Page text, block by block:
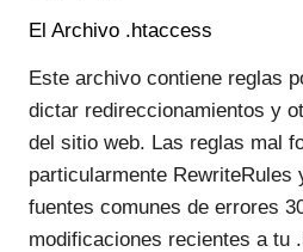
El Archivo .htaccess
Este archivo contiene reglas
dictar redireccionamientos y
del sitio web. Las reglas mal
particularmente RewriteRules
fuentes comunes de errores
modificaciones recientes a tu